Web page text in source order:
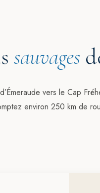
sauvages
vers le Cap
environ 250 km